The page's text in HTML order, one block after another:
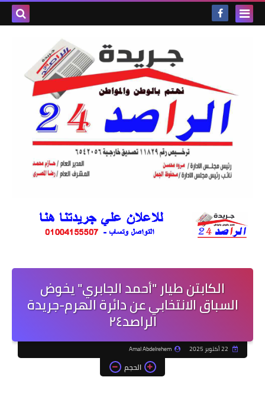
الكابتن طيار "أحمد الجابري" يخوض
السباق الانتخابي عن دائرة الهرم-جريدة
الراصد٢٤
Amal Abdelrehem
الحجم